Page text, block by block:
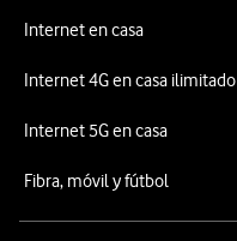
Internet en casa
Internet 4G en casa ilimitado
Internet 5G en casa
Fibra, móvil y fútbol